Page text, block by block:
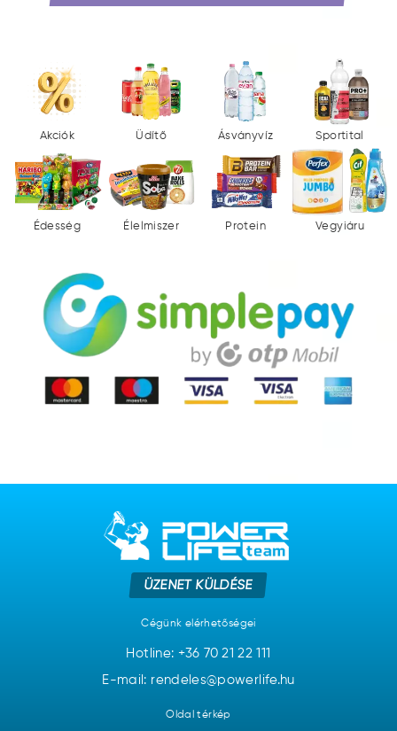
Akciók Üdítő Ásványvíz Sportital
Édesség Élelmiszer Protein Vegyiáru
ÜZENET KÜLDÉSE
Cégünk elérhetőségei
Hotline: +36 70 21 22 111
E-mail: rendeles@powerlife.hu
Oldal térkép